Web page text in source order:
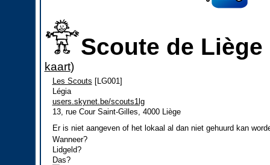
Scoute de
kaart)
Les Scouts [LG001]
Légia
users.skynet.be/scouts1lg
13, rue Cour Saint-Gilles, 4000 Liège
Er is niet aangeven of het lokaal al dan niet gehuurd kan
Wanneer?
Lidgeld?
Das?